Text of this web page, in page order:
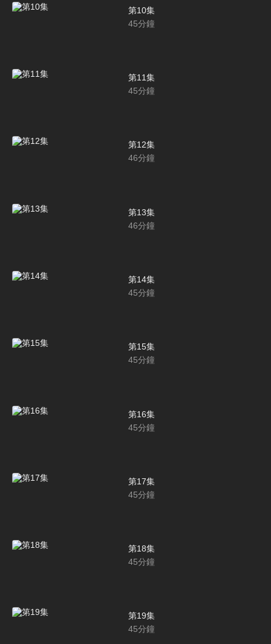
第10集
45分鐘
第11集
45分鐘
第12集
46分鐘
第13集
46分鐘
第14集
45分鐘
第15集
45分鐘
第16集
45分鐘
第17集
45分鐘
第18集
45分鐘
第19集
45分鐘